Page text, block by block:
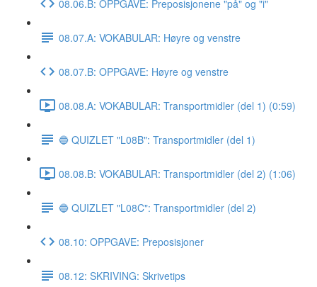
08.06.B: OPPGAVE: Preposisjonene "på" og "i"
08.07.A: VOKABULAR: Høyre og venstre
08.07.B: OPPGAVE: Høyre og venstre
08.08.A: VOKABULAR: Transportmidler (del 1) (0:59)
🔵 QUIZLET "L08B": Transportmidler (del 1)
08.08.B: VOKABULAR: Transportmidler (del 2) (1:06)
🔵 QUIZLET "L08C": Transportmidler (del 2)
08.10: OPPGAVE: Preposisjoner
08.12: SKRIVING: Skrivetips